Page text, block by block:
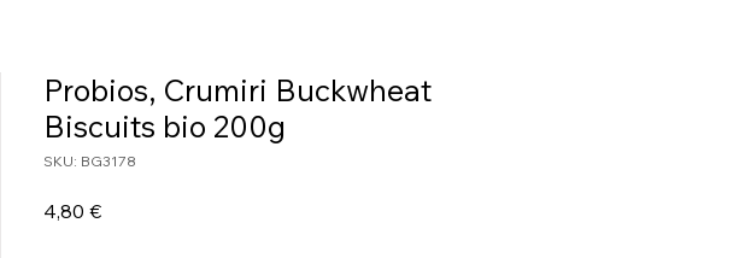
Probios, Crumiri Buckwheat
Biscuits bio 200g
SKU: BG3178
4,80 €Τιμή